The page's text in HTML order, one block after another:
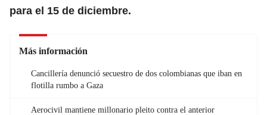
para el 15 de diciembre.
Más información
Cancillería denunció secuestro de dos colombianas que iban en
flotilla rumbo a Gaza
Aerocivil mantiene millonario pleito contra el anterior